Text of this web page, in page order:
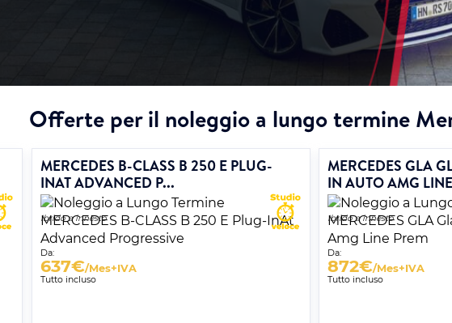
Offerte per il noleggio a lungo termine
MERCEDES B-CLASS B 250 E PLUG-
INAT ADVANCED P...
Ibrido a innesto
Da:
637€/Mes+IVA
Tutto incluso
MERCEDES GLA
IN AUTO AMG
Ibrido a innesto
Da:
872€/Mes+IVA
Tutto incluso